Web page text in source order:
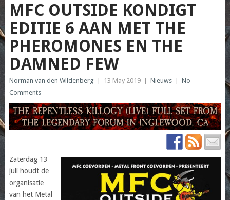
MFC OUTSIDE KONDIGT
EDITIE 6 AAN MET THE
PHEROMONES EN THE
DAMNED FEW
Norman van den Wildenberg 13 May 2019 Nieuws
No
Comments
Zaterdag 13
juli houdt de
organisatie
van het Metal